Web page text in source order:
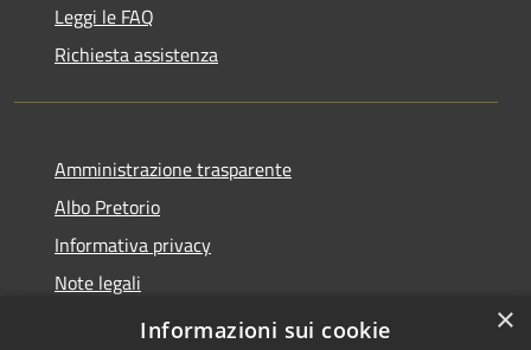
Leggi le FAQ
Richiesta assistenza
Amministrazione trasparente
Albo Pretorio
Informativa privacy
Note legali
Dichiarazione di accessibilità
×
Informazioni sui cookie